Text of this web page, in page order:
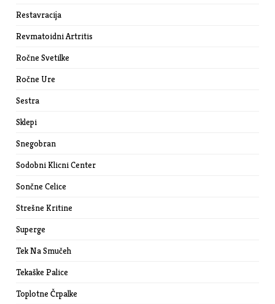
Restavracija
Revmatoidni Artritis
Ročne Svetilke
Ročne Ure
Sestra
Sklepi
Snegobran
Sodobni Klicni Center
Sončne Celice
Strešne Kritine
Superge
Tek Na Smučeh
Tekaške Palice
Toplotne Črpalke